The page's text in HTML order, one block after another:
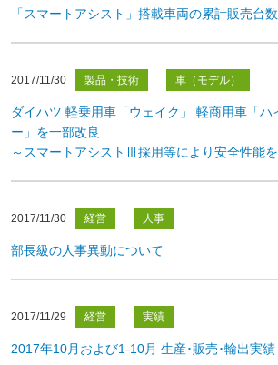
「スマートアシスト」搭載車両の累計販売台
2017/11/30 製品・技術 車（モデル）
ダイハツ 軽乗用車「ウェイク」 軽商用車「ハ
ー」を一部改良
～スマートアシストⅢ採用等により安全性能
2017/11/30 経営 人事
部長級の人事異動について
2017/11/29 経営 実績
2017年10月および1-10月 生産･販売･輸出実績